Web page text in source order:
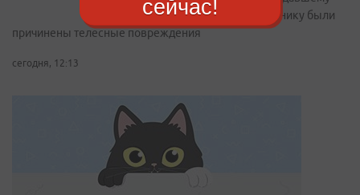
школьнику были
причинены телесные повреждения
сегодня, 12:13
сейчас!